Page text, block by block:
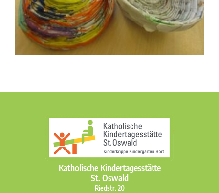
Katholische Kindertagesstätte
St. Oswald
Riedstr. 20